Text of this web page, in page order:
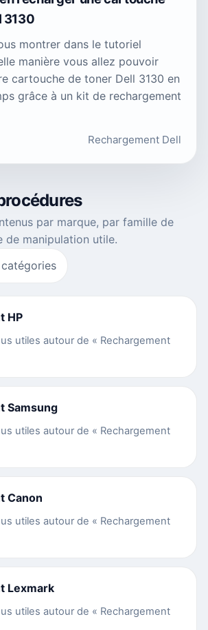
3130
montrer dans le tutoriel
manière vous allez pouvoir
cartouche de toner Dell 3130 en
grâce à un kit de rechargement
Rechargement Dell
par marque, par famille de
de manipulation utile.
HP
utiles autour de « Rechargement
Samsung
utiles autour de « Rechargement
Canon
utiles autour de « Rechargement
Lexmark
utiles autour de « Rechargement